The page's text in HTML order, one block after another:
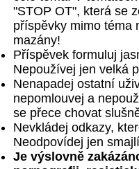
"STOP OT", která se
příspěvky mimo téma
mazány!
Příspěvek formuluj
Nepoužívej jen velká
Nenapadej ostatní
nepomlouvej a
se přece chovat
Nevkládej odkazy,
Neodpovídej jen
Je výslovně